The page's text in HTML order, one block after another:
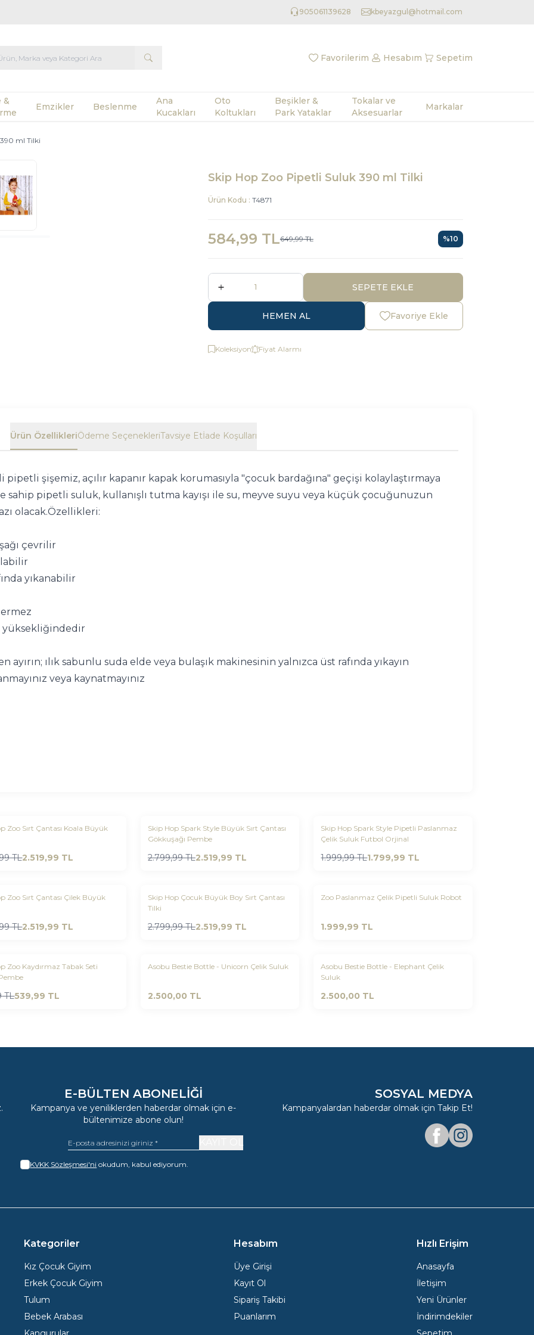
905061139628 kbeyazgul@hotmail.com
Favorilerim Hesabım Sepetim
&
Emzikler Beslenme
Ana
Kucakları
Oto
Koltukları
Beşikler &
Park Yataklar
Tokalar ve
Aksesuarlar
Markalar
ml Tilki
Skip Hop Zoo Pipetli Suluk 390 ml Tilki
Ürün Kodu : T4871
649,99TL
584,99 TL %10
SEPETE EKLE
HEMEN AL Favoriye Ekle
Koleksiyon Fiyat Alarmı
Ürün ÖzellikleriÖdeme SeçenekleriTavsiye Etİade Koşulları
pipetli şişemiz, açılır kapanır kapak korumasıyla "çocuk bardağına" geçişi kolaylaştırmaya
sahip pipetli suluk, kullanışlı tutma kayışı ile su, meyve suyu veya küçük çocuğunuzun
olacak.Özellikleri:
çevrilir
yıkanabilir
yüksekliğindedir
ayırın; ılık sabunlu suda elde veya bulaşık makinesinin yalnızca üst rafında yıkayın
veya kaynatmayınız
Ekle
Zoo Sırt Çantası Koala Büyük
TL2.519,99 TL
Yeni
%10
Favorilere Ekle
Skip Hop Spark Style Büyük Sırt Çantası
Gökkuşağı Pembe
2.799,99TL2.519,99 TL
Yeni
%10
Favorilere Ekle
Skip Hop Spark Style Pipetli Paslanmaz
Çelik Suluk Futbol Orjinal
1.999,99TL1.799,99 TL
Ekle
Zoo Sırt Çantası Çilek Büyük
TL2.519,99 TL
Yeni
% 10
Favorilere Ekle
Skip Hop Çocuk Büyük Boy Sırt Çantası
Tilki
2.799,99TL2.519,99 TL
Yeni
Zoo Paslanmaz Çelik Pipetli Suluk Robot
1.999,99 TL
Ekle
Zoo Kaydırmaz Tabak Seti
TL539,99 TL
Yeni
Asobu Bestie Bottle - Unicorn Çelik Suluk
2.500,00 TL
Yeni
Favorilere Ekle
Asobu Bestie Bottle - Elephant Çelik
Suluk
2.500,00 TL
E-BÜLTEN ABONELIĞI
Kampanya ve yeniliklerden haberdar olmak için e-
bültenimize abone olun!
KVKK Sözleşmesi'ni okudum, kabul ediyorum.
SOSYAL MEDYA
Kampanyalardan haberdar olmak için Takip Et!
FacebookInstagram
Kategoriler
Kız Çocuk Giyim
Erkek Çocuk Giyim
Tulum
Bebek Arabası
Hesabım
Üye Girişi
Kayıt Ol
Sipariş Takibi
Puanlarım
Hızlı Erişim
Anasayfa
İletişim
Yeni Ürünler
İndirimdekiler